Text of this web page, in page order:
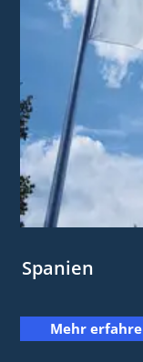
Spanien
Mehr